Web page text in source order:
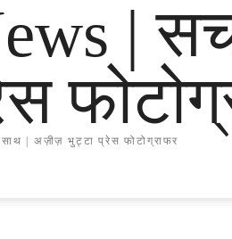
|
| अज़ीज़ भुट्टा प्रेस फोटोग्राफर